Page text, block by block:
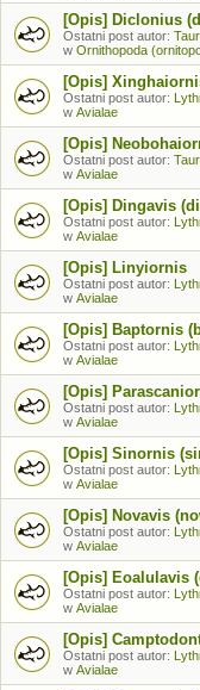
[Opis] Diclonius
Ostatni post autor:
w Ornithopoda
[Opis]
Ostatni post autor:
w Avialae
[Opis]
Ostatni post autor:
w Avialae
[Opis] Dingavis
Ostatni post autor:
w Avialae
[Opis] Linyiornis
Ostatni post autor:
w Avialae
[Opis] Baptornis
Ostatni post autor:
w Avialae
[Opis]
Ostatni post autor:
w Avialae
[Opis] Sinornis
Ostatni post autor:
w Avialae
[Opis] Novavis
Ostatni post autor:
w Avialae
[Opis] Eoalulavis
Ostatni post autor:
w Avialae
[Opis]
Ostatni post autor:
w Avialae